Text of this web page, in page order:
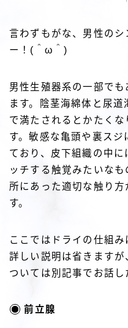
言わずもがな、男性の
ー！(＾ω＾)
男性生殖器系の一部で
ます。陰茎海綿体と尿
で満たされるとかたく
す。敏感な亀頭や裏ス
ており、皮下組織の中
ッチする触覚みたいな
所にあった適切な触り
す。
ここではドライの仕組
詳しい説明は省きます
ついては別記事でお話し
前立腺